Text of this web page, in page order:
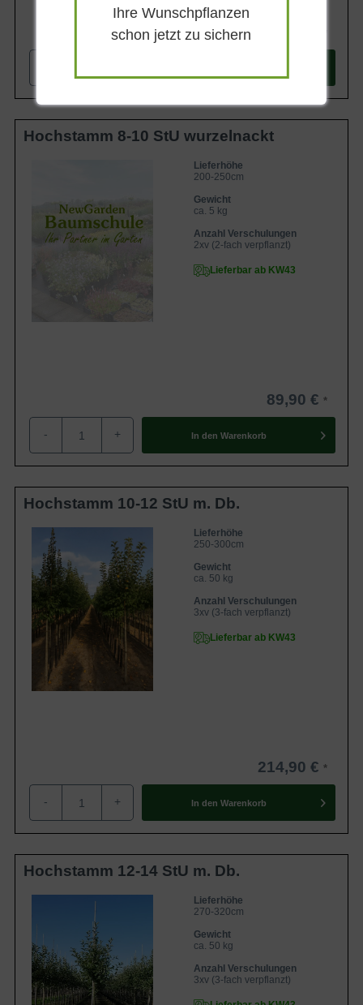
Hochstamm 8-10 StU wurzelnackt
Lieferhöhe
200-250cm
Gewicht
ca. 5 kg
Anzahl Verschulungen
2xv (2-fach verpflanzt)
Lieferbar ab KW43
89,90 €
- + In den Warenkorb
Hochstamm 10-12 StU m. Db.
Lieferhöhe
250-300cm
Gewicht
ca. 50 kg
Anzahl Verschulungen
3xv (3-fach verpflanzt)
Lieferbar ab KW43
214,90 €
- + In den Warenkorb
Hochstamm 12-14 StU m. Db.
Lieferhöhe
270-320cm
Gewicht
ca. 50 kg
Anzahl Verschulungen
3xv (3-fach verpflanzt)
Ihre Wunschpflanzen
schon jetzt zu sichern